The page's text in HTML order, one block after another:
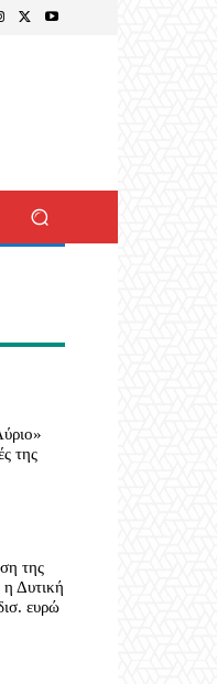
της
της
η Δυτική
ευρώ